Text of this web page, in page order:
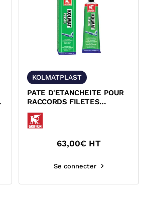
KOLMATPLAST
PATE D'ETANCHEITE POUR
RACCORDS FILETES
GRIFFON 6300213
63,00€ HT
Se connecter